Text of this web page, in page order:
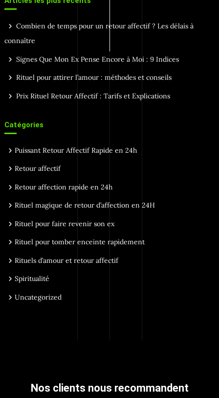
Combien de temps pour un retour affectif ? Les délais à
connaître
Signes Que Mon Ex Pense Encore à Moi : 9 Indices
Rituel pour attirer l’amour : méthodes et conseils
Prix Rituel Retour Affectif : Tarifs et Explications
Catégories
Puissant Retour Affectif Rapide en 24h
Retour affectif
Retour affection rapide en 24h
Rituel magique de retour d’affection en 24H
Rituel pour faire revenir son ex
Rituel pour tomber enceinte rapidement
Rituels d’amour et retour affectif
Spiritualité
Uncategorized
Nos clients nous recommandent